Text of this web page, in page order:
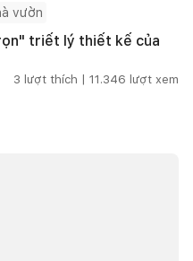
vườn
triết lý thiết kế của
3 lượt thích | 11.346 lượt xem